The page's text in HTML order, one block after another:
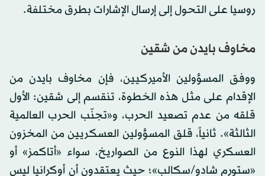
روسيا على التحول إلى إرسال الإشارات بطرق مختلفة.
مخاوف بايدن من شقين
ووفق المسؤولين الأميركيين، فإن مخاوف بايدن من
الإقدام على مثل هذه الخطوة، تنقسم إلى شقين: الأول
قلقه من عدم تصعيد الحرب، و«تجنّب الحرب العالمية
الثالثة». ثانياً، قلق المسؤولين العسكريين من المخزون
العسكري لهذا النوع من الصواريخ، سواء «أتاكمز» أو
«ستورم شادو/سكالب»؛ حيث يعتقدون أن أوكرانيا ليس